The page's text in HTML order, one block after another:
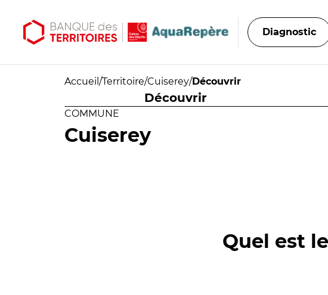
Diagnostic
Accueil /Territoire/Cuiserey/Découvrir
Découvrir
COMMUNE
Cuiserey
Quel est